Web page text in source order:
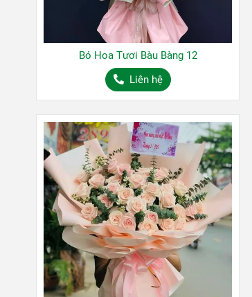
Bó Hoa Tươi Bàu Bàng 12
Liên hệ